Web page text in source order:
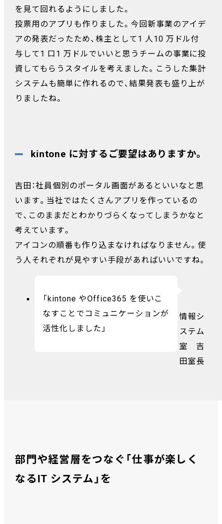
を見て回れるようにしました。
投票用のアプリも作りました。今回新事業のアイデ
アの発表だったため、株主として1 人10 万ドル付
与して1 口1 万ドルでいいと思うチームの事業に投
資してもらうスタイルを考えました。こうした集計
システムも簡単に作れるので、結果発表も盛り上が
りましたね。
kintone に対するご要望はありますか。
吉田：社員個別のポータル画面があるといいなと思
います。当社ではたくさんアプリを作っているの
で、このままだとわかりづらくなってしまうかなと
考えています。
アイコンの順番も作り込まなければなりません。使
う人それぞれが見やすい手段があればいいですね。
情報シ
ステム
室 吉
田室長
「kintone やOffice365 を使いこ
なすことでコミュニケーションが
活性化しました」
部門や経営層をつなぐ「仕事が楽しく
なるIT システム」を